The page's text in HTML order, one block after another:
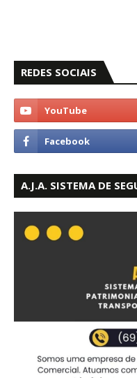
REDES SOCIAIS
A.J.A. SISTEMA DE